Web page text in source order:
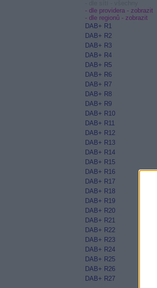
- dle providera - zobrazit
- dle regionů - zobrazit
DAB+ R1
DAB+ R2
DAB+ R3
DAB+ R4
DAB+ R5
DAB+ R6
DAB+ R7
DAB+ R8
DAB+ R9
DAB+ R10
DAB+ R11
DAB+ R12
DAB+ R13
DAB+ R14
DAB+ R15
DAB+ R16
DAB+ R17
DAB+ R18
DAB+ R19
DAB+ R20
DAB+ R21
DAB+ R22
DAB+ R23
DAB+ R24
DAB+ R25
DAB+ R26
DAB+ R27